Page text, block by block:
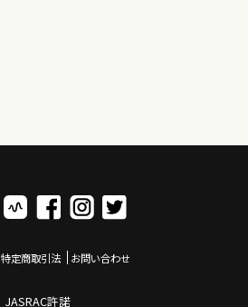
特定商取引法 お問い合わせ
JASRAC許諾